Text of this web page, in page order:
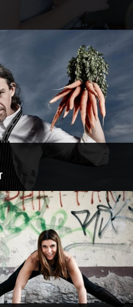
| Event Gastronomie |
& Trinken